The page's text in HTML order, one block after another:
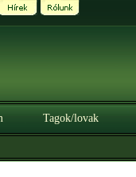
Tagok/lovak